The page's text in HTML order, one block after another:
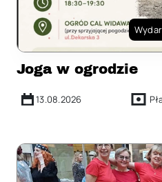
Joga w ogrodzie
13.08.2026